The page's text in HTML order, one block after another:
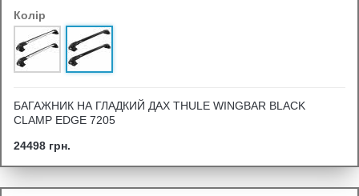
Колір
БАГАЖНИК НА ГЛАДКИЙ ДАХ THULE WINGBAR BLACK
CLAMP EDGE 7205
24498 грн.